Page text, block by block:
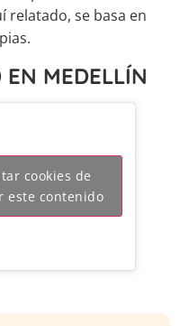
relatado, se basa en
MEDELLÍN
cookies de
este contenido